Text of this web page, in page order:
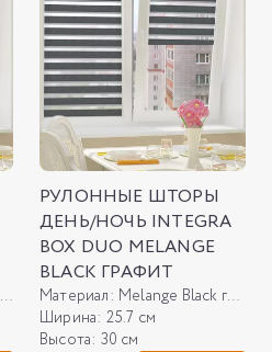
РУЛОННЫЕ ШТОРЫ
ДЕНЬ/НОЧЬ INTEGRA
BOX DUO MELANGE
BLACK ГРАФИТ
Материал: Melange Black графит
Ширина: 25.7 см
Высота: 30 см